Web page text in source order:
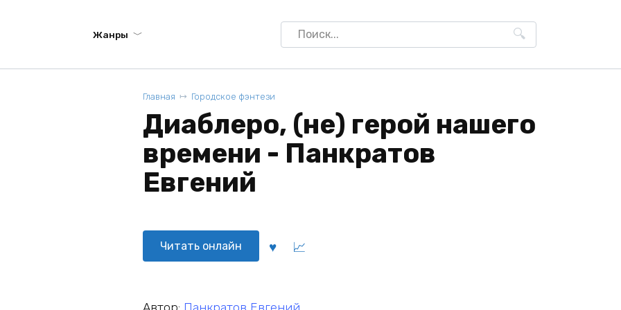
Жанры
Search
for:
Главная Городское фэнтези
Диаблеро, (не) герой нашего
времени - Панкратов
Евгений
Читать онлайн
Автор: Панкратов Евгений